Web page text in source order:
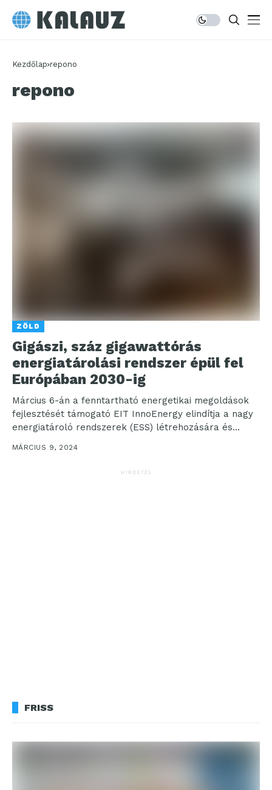
Kezdőlap repono
repono
ZÖLD
Gigászi, száz gigawattórás
energiatárolási rendszer épül fel
Európában 2030-ig
Március 6-án a fenntartható energetikai megoldások
fejlesztését támogató EIT InnoEnergy elindítja a nagy
energiatároló rendszerek (ESS) létrehozására és
működtetésére összpontosító páneurópai vállalatát,
MÁRCIUS 9, 2024
HIRDETÉS
FRISS